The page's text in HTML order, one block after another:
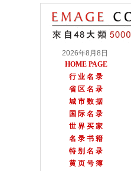
2026年8月8日
HOME PAGE
行 业 名 录
省 区 名 录
城 市 数 据
国 际 名 录
世 界 买 家
名 录 书 籍
特 别 名 录
黄 页 号 簿